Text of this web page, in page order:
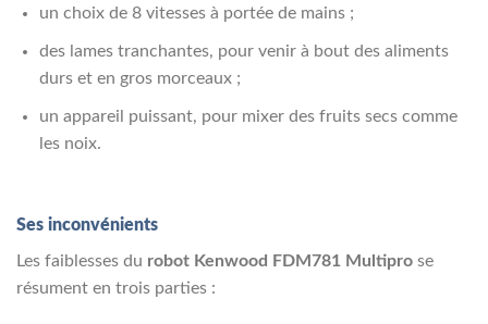
un choix de 8 vitesses à portée de mains ;
des lames tranchantes, pour venir à bout des aliments
durs et en gros morceaux ;
un appareil puissant, pour mixer des fruits secs comme
les noix.
Ses inconvénients
Les faiblesses du robot Kenwood FDM781 Multipro se
résument en trois parties :